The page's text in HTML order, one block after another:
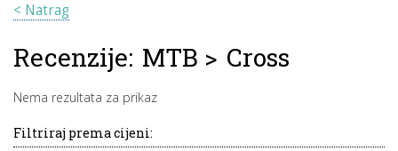
< Natrag
Recenzije: MTB > Cross
Nema rezultata za prikaz
Filtriraj prema cijeni: